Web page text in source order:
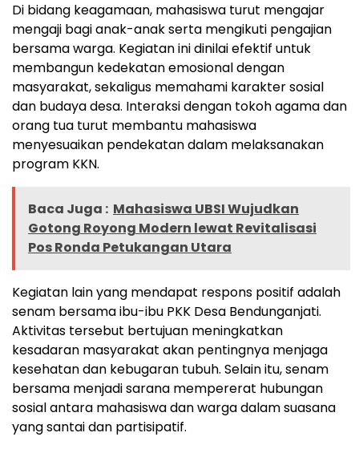
Di bidang keagamaan, mahasiswa turut mengajar
mengaji bagi anak-anak serta mengikuti pengajian
bersama warga. Kegiatan ini dinilai efektif untuk
membangun kedekatan emosional dengan
masyarakat, sekaligus memahami karakter sosial
dan budaya desa. Interaksi dengan tokoh agama dan
orang tua turut membantu mahasiswa
menyesuaikan pendekatan dalam melaksanakan
program KKN.
Baca Juga : Mahasiswa UBSI Wujudkan
Gotong Royong Modern lewat Revitalisasi
Pos Ronda Petukangan Utara
Kegiatan lain yang mendapat respons positif adalah
senam bersama ibu-ibu PKK Desa Bendunganjati.
Aktivitas tersebut bertujuan meningkatkan
kesadaran masyarakat akan pentingnya menjaga
kesehatan dan kebugaran tubuh. Selain itu, senam
bersama menjadi sarana mempererat hubungan
sosial antara mahasiswa dan warga dalam suasana
yang santai dan partisipatif.